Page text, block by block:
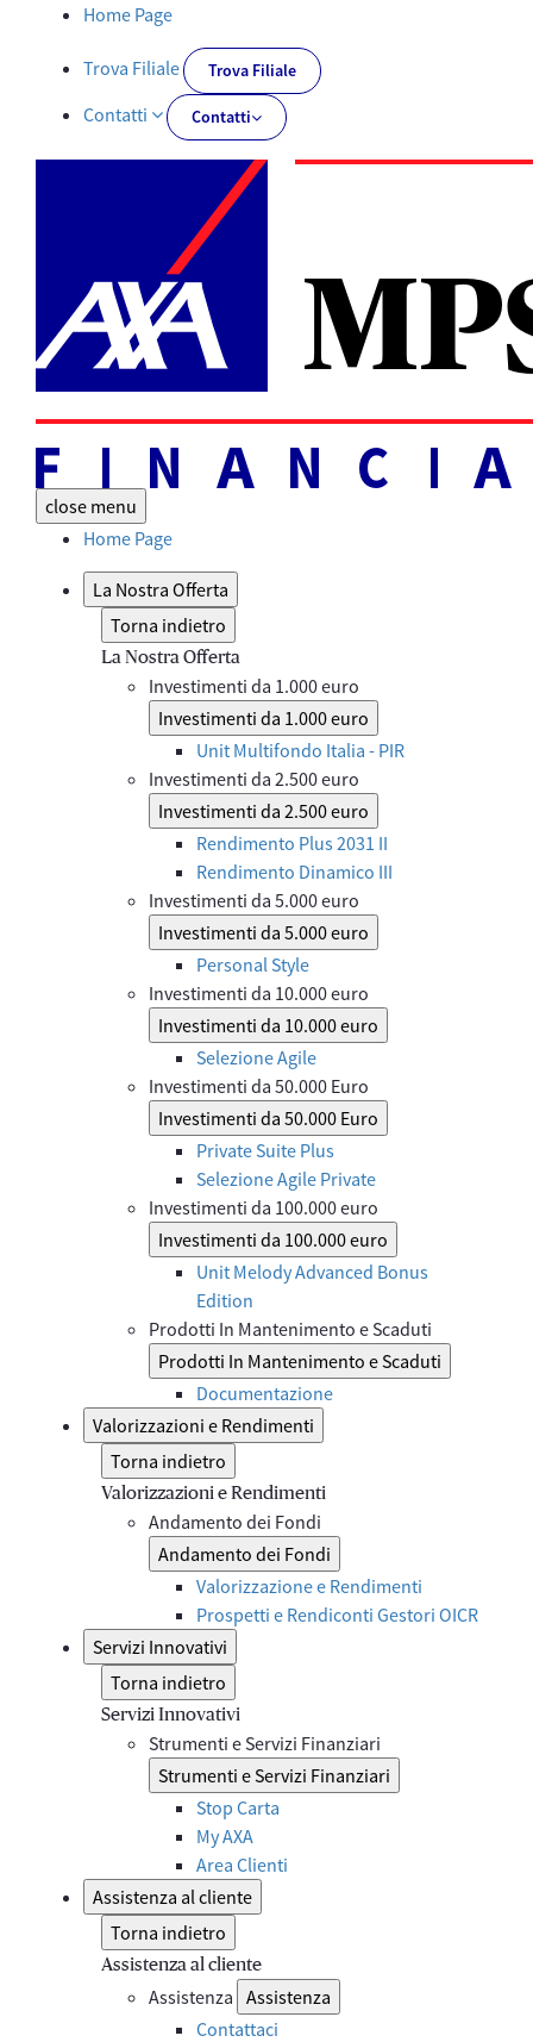
Tutti i documenti | AXA MPS Financial - AXA-MPSFINANCIAL.IT
Home Page
Trova Filiale Trova Filiale
Contatti Contatti
close menu
Home Page
La Nostra Offerta
Torna indietro
La Nostra Offerta
Investimenti da 1.000 euro
Investimenti da 1.000 euro
Unit Multifondo Italia - PIR
Investimenti da 2.500 euro
Investimenti da 2.500 euro
Rendimento Plus 2031 II
Rendimento Dinamico III
Investimenti da 5.000 euro
Investimenti da 5.000 euro
Personal Style
Investimenti da 10.000 euro
Investimenti da 10.000 euro
Selezione Agile
Investimenti da 50.000 Euro
Investimenti da 50.000 Euro
Private Suite Plus
Selezione Agile Private
Investimenti da 100.000 euro
Investimenti da 100.000 euro
Unit Melody Advanced Bonus
Edition
Prodotti In Mantenimento e Scaduti
Prodotti In Mantenimento e Scaduti
Documentazione
Valorizzazioni e Rendimenti
Torna indietro
Valorizzazioni e Rendimenti
Andamento dei Fondi
Andamento dei Fondi
Valorizzazione e Rendimenti
Prospetti e Rendiconti Gestori OICR
Servizi Innovativi
Torna indietro
Servizi Innovativi
Strumenti e Servizi Finanziari
Strumenti e Servizi Finanziari
Stop Carta
My AXA
Area Clienti
Assistenza al cliente
Torna indietro
Assistenza al cliente
Assistenza Assistenza
Contattaci